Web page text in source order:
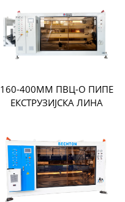
160-400ММ ПВЦ-О ПИПЕ
ЕКСТРУЗИЈСКА ЛИНА